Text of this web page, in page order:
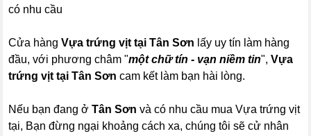
có nhu cầu
Cửa hàngVựa trứng vịt tại Tân Sơn lấy uy tín làm hàng
đầu, với phương châm "một chữ tín - vạn niềm tin",Vựa
trứng vịt tại Tân Sơn cam kết làm bạn hài lòng.
Nếu bạn đang ởTân Sơn và có nhu cầu mua Vựa trứng vịt
tại, Bạn đừng ngại khoảng cách xa, chúng tôi sẽ cử nhân